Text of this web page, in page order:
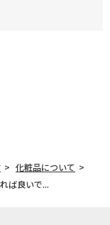
化粧品について
ば良いで...